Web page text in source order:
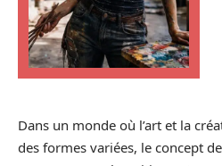
Dans un monde où l’art et la
des formes variées, le concept de